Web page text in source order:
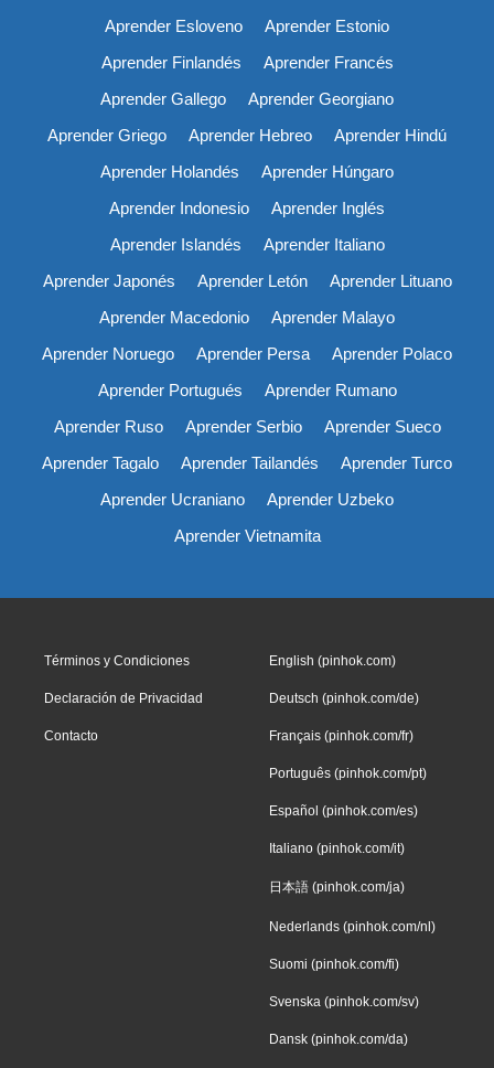
Aprender Esloveno
Aprender Estonio
Aprender Finlandés
Aprender Francés
Aprender Gallego
Aprender Georgiano
Aprender Griego
Aprender Hebreo
Aprender Hindú
Aprender Holandés
Aprender Húngaro
Aprender Indonesio
Aprender Inglés
Aprender Islandés
Aprender Italiano
Aprender Japonés
Aprender Letón
Aprender Lituano
Aprender Macedonio
Aprender Malayo
Aprender Noruego
Aprender Persa
Aprender Polaco
Aprender Portugués
Aprender Rumano
Aprender Ruso
Aprender Serbio
Aprender Sueco
Aprender Tagalo
Aprender Tailandés
Aprender Turco
Aprender Ucraniano
Aprender Uzbeko
Aprender Vietnamita
Términos y Condiciones
Declaración de Privacidad
Contacto
English (pinhok.com)
Deutsch (pinhok.com/de)
Français (pinhok.com/fr)
Português (pinhok.com/pt)
Español (pinhok.com/es)
Italiano (pinhok.com/it)
日本語 (pinhok.com/ja)
Nederlands (pinhok.com/nl)
Suomi (pinhok.com/fi)
Svenska (pinhok.com/sv)
Dansk (pinhok.com/da)